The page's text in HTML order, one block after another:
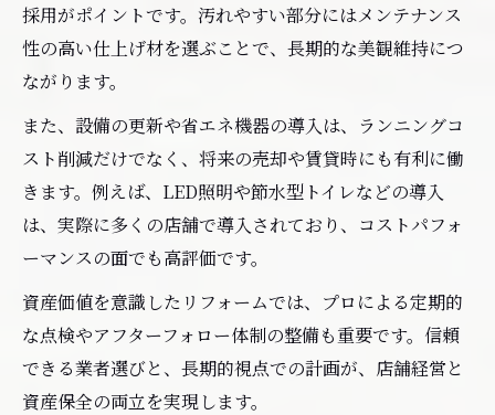
採用がポイントです。汚れやすい部分にはメンテナンス
性の高い仕上げ材を選ぶことで、長期的な美観維持につ
ながります。
また、設備の更新や省エネ機器の導入は、ランニングコ
スト削減だけでなく、将来の売却や賃貸時にも有利に働
きます。例えば、LED照明や節水型トイレなどの導入
は、実際に多くの店舗で導入されており、コストパフォ
ーマンスの面でも高評価です。
資産価値を意識したリフォームでは、プロによる定期的
な点検やアフターフォロー体制の整備も重要です。信頼
できる業者選びと、長期的視点での計画が、店舗経営と
資産保全の両立を実現します。